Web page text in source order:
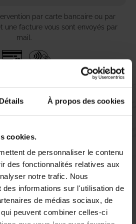
Détails À propos des cookies
cookies.
de personnaliser le contenu
des fonctionnalités relatives aux
notre trafic. Nous
des informations sur l'utilisation de
de médias sociaux, de
peuvent combiner celles-ci
par carte bancaire ou par
une facture vous sont envoyés par
mail.
d’évaluation de votre expérience
pensé à tout
vous faites face à une invasion de